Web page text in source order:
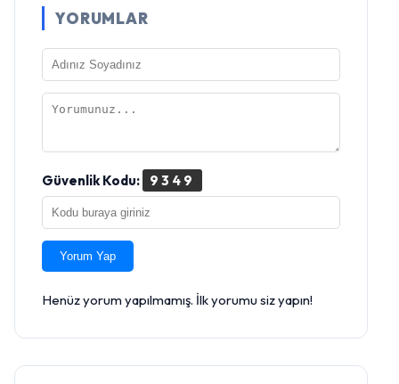
YORUMLAR
Güvenlik Kodu: 9349
Yorum Yap
Henüz yorum yapılmamış. İlk yorumu siz yapın!